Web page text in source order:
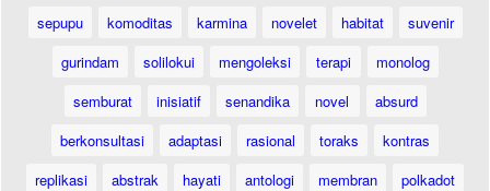
sepupu
komoditas karmina novelet habitat
suvenir
gurindam
solilokui mengoleksi terapi
monolog
semburat
inisiatif senandika novel
absurd
berkonsultasi
adaptasi rasional toraks
kontras
replikasi
abstrak hayati antologi membran
polkadot